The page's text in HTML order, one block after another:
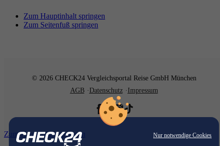
Nur notwendige Cookies
Zum Hauptinhalt springen
Zum Seitenfuß springen
© 2026 CHECK24 Vergleichsportal Reise GmbH München
AGB
Datenschutz Impressum
Zum Hauptinhalt springen